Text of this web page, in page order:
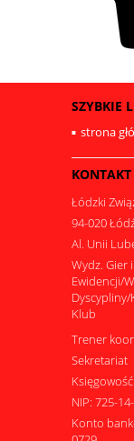
SZYBKIE
strona
KONTAKT
Łódzki
94-020
Al. Unii
Wydz. Gier i
Ewidencji/
Dyscypliny/
Klub
Trener
Sekretariat
Księgowość
NIP: 725-
Konto